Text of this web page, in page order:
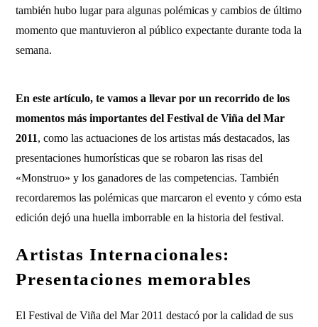
también hubo lugar para algunas polémicas y cambios de último
momento que mantuvieron al público expectante durante toda la
semana.
En este artículo, te vamos a llevar por un recorrido de los
momentos más importantes del Festival de Viña del Mar
2011, como las actuaciones de los artistas más destacados, las
presentaciones humorísticas que se robaron las risas del
«Monstruo» y los ganadores de las competencias. También
recordaremos las polémicas que marcaron el evento y cómo esta
edición dejó una huella imborrable en la historia del festival.
Artistas Internacionales:
Presentaciones memorables
El Festival de Viña del Mar 2011 destacó por la calidad de sus